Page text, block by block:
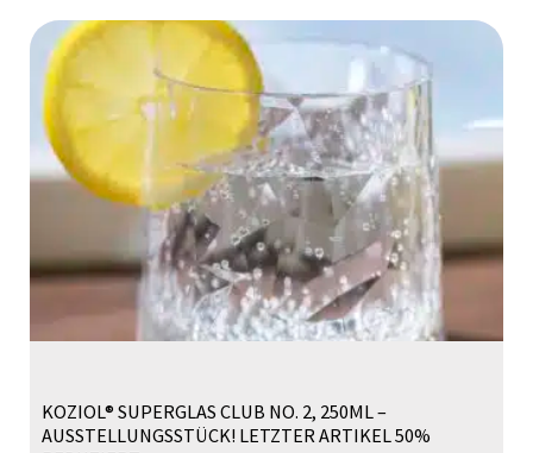
KOZIOL® SUPERGLAS CLUB NO. 2, 250ML –
AUSSTELLUNGSSTÜCK! LETZTER ARTIKEL 50%